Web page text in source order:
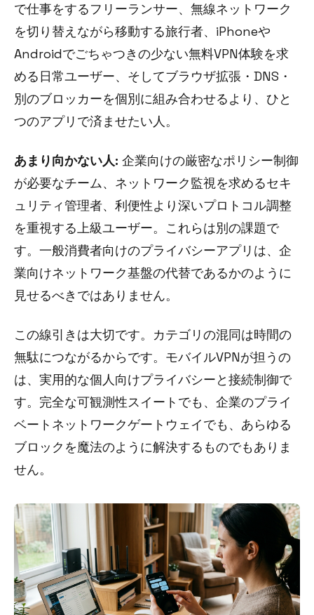
で仕事をするフリーランサー、無線ネットワーク
を切り替えながら移動する旅行者、iPhoneや
Androidでごちゃつきの少ない無料VPN体験を求
める日常ユーザー、そしてブラウザ拡張・DNS・
別のブロッカーを個別に組み合わせるより、ひと
つのアプリで済ませたい人。
あまり向かない人: 企業向けの厳密なポリシー制御
が必要なチーム、ネットワーク監視を求めるセキ
ュリティ管理者、利便性より深いプロトコル調整
を重視する上級ユーザー。これらは別の課題で
す。一般消費者向けのプライバシーアプリは、企
業向けネットワーク基盤の代替であるかのように
見せるべきではありません。
この線引きは大切です。カテゴリの混同は時間の
無駄につながるからです。モバイルVPNが担うの
は、実用的な個人向けプライバシーと接続制御で
す。完全な可観測性スイートでも、企業のプライ
ベートネットワークゲートウェイでも、あらゆる
ブロックを魔法のように解決するものでもありま
せん。